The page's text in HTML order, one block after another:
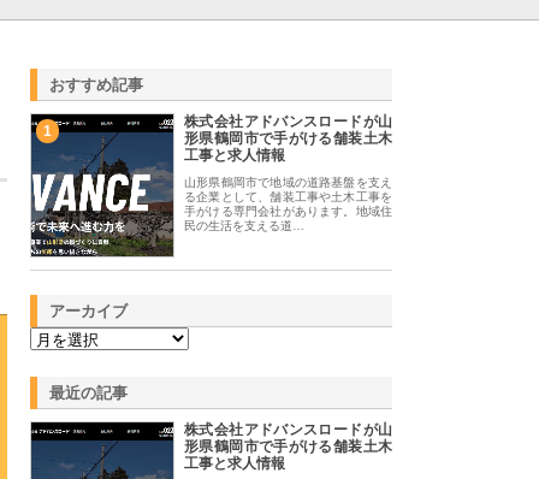
おすすめ記事
1
株式会社アドバンスロードが山
形県鶴岡市で手がける舗装土木
工事と求人情報
山形県鶴岡市で地域の道路基盤を支え
る企業として、舗装工事や土木工事を
手がける専門会社があります。地域住
民の生活を支える道…
アーカイブ
最近の記事
株式会社アドバンスロードが山
形県鶴岡市で手がける舗装土木
工事と求人情報